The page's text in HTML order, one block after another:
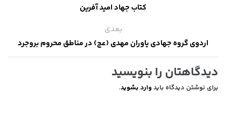
کتاب جهاد امید آفرین
بعدی
اردوی گروه جهادی یاوران مهدی (عج) در مناطق محروم بروجرد
دیدگاهتان را بنویسید
برای نوشتن دیدگاه باید وارد بشوید.